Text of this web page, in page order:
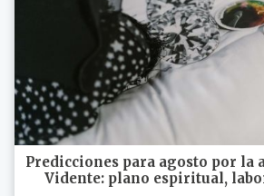
Predicciones para agosto por la
Vidente: plano espiritual,